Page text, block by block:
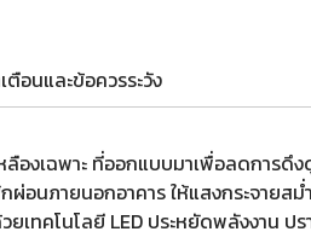
ตือนและข้อควรระวัง
องเฉพาะ ที่ออกแบบมาเพื่อลดการ
อนภายนอกอาคาร ให้แสงกระจาย
เทคโนโลยี LED ประหยัดพลังงาน ป